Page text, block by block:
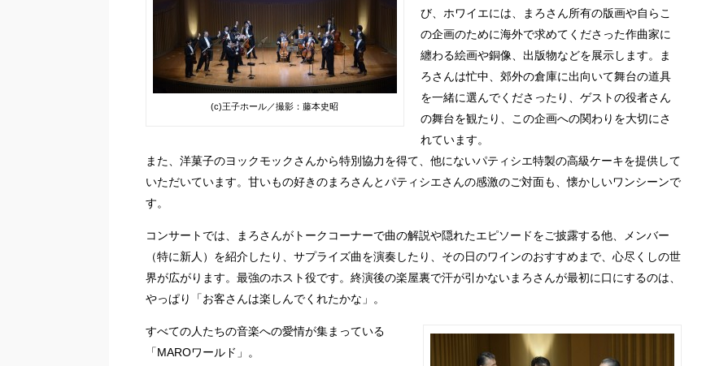
(c)王子ホール／撮影：藤本史昭
び、ホワイエには、まろさん所有の版画や自らこ
の企画のために海外で求めてくださった作曲家に
纏わる絵画や銅像、出版物などを展示します。ま
ろさんは忙中、郊外の倉庫に出向いて舞台の道具
を一緒に選んでくださったり、ゲストの役者さん
の舞台を観たり、この企画への関わりを大切にさ
れています。
また、洋菓子のヨックモックさんから特別協力を得て、他にないパティシエ特製の高級ケーキを提供して
いただいています。甘いもの好きのまろさんとパティシエさんの感激のご対面も、懐かしいワンシーンで
す。
コンサートでは、まろさんがトークコーナーで曲の解説や隠れたエピソードをご披露する他、メンバー
（特に新人）を紹介したり、サプライズ曲を演奏したり、その日のワインのおすすめまで、心尽くしの世
界が広がります。最強のホスト役です。終演後の楽屋裏で汗が引かないまろさんが最初に口にするのは、
やっぱり「お客さんは楽しんでくれたかな」。
すべての人たちの音楽への愛情が集まっている
「MAROワールド」。